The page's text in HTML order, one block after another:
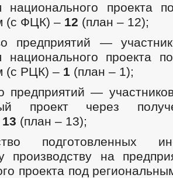
национального проекта
(с ФЦК) – 12 (план – 12);
предприятий —
национального проекта
(с РЦК) – 1 (план – 1);
предприятий —
проект через
13 (план – 13);
подготовленных
производству на
проекта под